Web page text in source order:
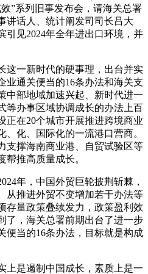
”系列旧事发布会，请海关总署
讲话人、统计阐发司司长吕大
引见2024年全年进出口环境，并
一新时代的硬事理，出台并实
业通关便当的16条办法和海关支
中部地域加速兴起、新时代进一
等办事区域协调成长的办法上百
正在20个城市开展推进跨境商业
化、国际化的一流港口营商。
支撑海南商业港、自贸试验区等
帮推高质量成长。
年，中国外贸巨轮披荆斩棘，
从推进外贸不变增加若干办法等
存量政策叠续发力，政策盈利效
了，海关总署前期出台了进一步
便当的16条办法，目标就是构成
是遏制中国成长，素质上是一